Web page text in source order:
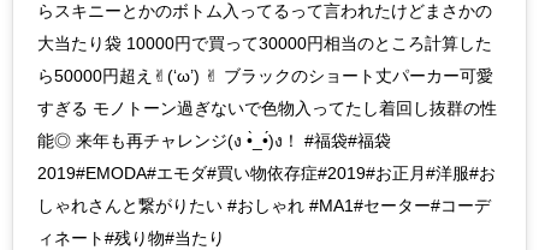
らスキニーとかのボトム入ってるって言われたけどまさかの
大当たり袋 10000円で買って30000円相当のところ計算した
ら50000円超え✌︎(‘ω’) ✌︎ ブラックのショート丈パーカー可愛
すぎる モノトーン過ぎないで色物入ってたし着回し抜群の性
能◎ 来年も再チャレンジ(ง •̀_•́)ง！ #福袋#福袋
2019#EMODA#エモダ#買い物依存症#2019#お正月#洋服#お
しゃれさんと繋がりたい #おしゃれ #MA1#セーター#コーデ
ィネート#残り物#当たり